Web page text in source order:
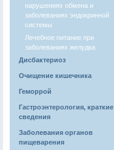
нарушениях обмена и
заболеваниях эндокринной
системы
Лечебное питание при
заболеваниях желудка
Дисбактериоз
Очищение кишечника
Геморрой
Гастроэнтерология, краткие
сведения
Заболевания органов
пищеварения